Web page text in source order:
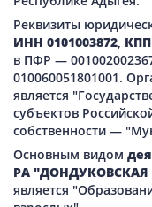
Реквизиты
ИНН 0101003872 КПП
в ПФР —
010060051801001.
является
субъектов
собственности —
Основным видом
РА
является